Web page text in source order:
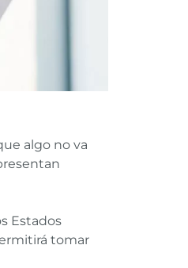
algo no va
Estados
tomar